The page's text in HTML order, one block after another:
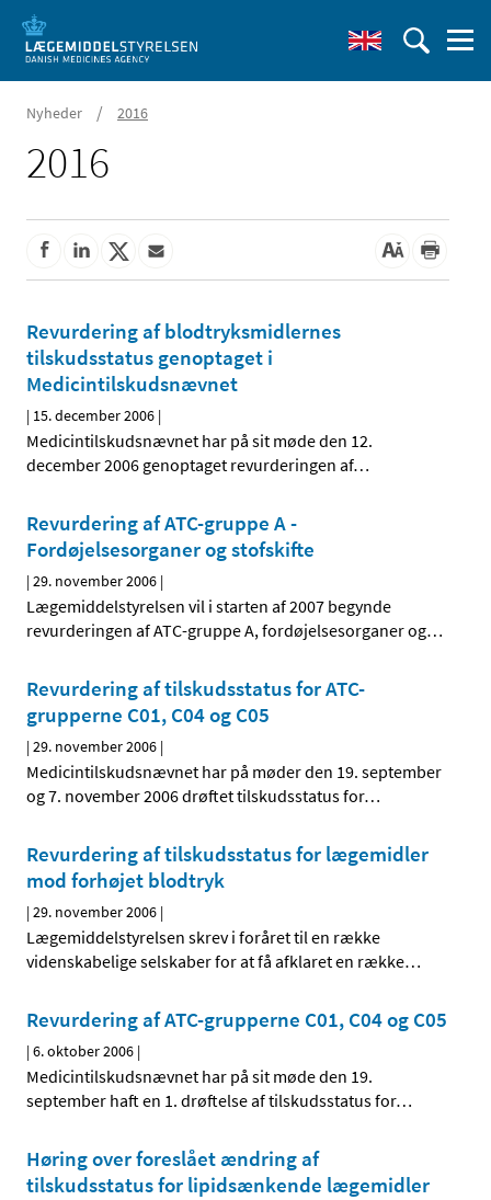
Nyheder / 2016
2016
Revurdering af blodtryksmidlernes
tilskudsstatus genoptaget i
Medicintilskudsnævnet
| 15. december 2006 |
Medicintilskudsnævnet har på sit møde den 12.
december 2006 genoptaget revurderingen af…
Revurdering af ATC-gruppe A -
Fordøjelsesorganer og stofskifte
|29. november 2006 |
Lægemiddelstyrelsen vil i starten af 2007 begynde
revurderingen af ATC-gruppe A, fordøjelsesorganer og…
Revurdering af tilskudsstatus for ATC-
grupperne C01, C04 og C05
|29. november 2006 |
Medicintilskudsnævnet har på møder den 19. september
og 7. november 2006 drøftet tilskudsstatus for…
Revurdering af tilskudsstatus for lægemidler
mod forhøjet blodtryk
|29. november 2006 |
Lægemiddelstyrelsen skrev i foråret til en række
videnskabelige selskaber for at få afklaret en række…
Revurdering af ATC-grupperne C01, C04 og C05
|6. oktober 2006 |
Medicintilskudsnævnet har på sit møde den 19.
september haft en 1. drøftelse af tilskudsstatus for…
Høring over foreslået ændring af
tilskudsstatus for lipidsænkende lægemidler